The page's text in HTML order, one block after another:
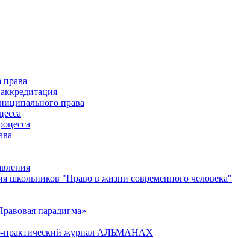
права
права
школьников "Право в жизни современного человека"
парадигма»
практический журнал АЛЬМАНАХ